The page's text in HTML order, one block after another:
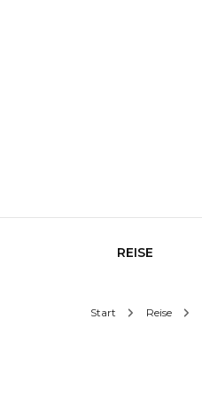
REISE
Start Reise